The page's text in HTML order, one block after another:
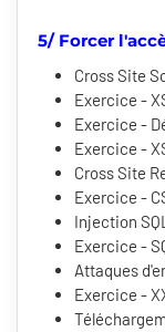
5/ Forcer
Cross Site
Exercice -
Exercice -
Exercice -
Cross Site
Exercice -
Injection SQL
Exercice -
Attaques
Exercice -